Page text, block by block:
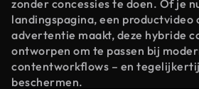
zonder concessies te doen. Of je
landingspagina, een productvideo
advertentie maakt, deze hybride
ontworpen om te passen bij
contentworkflows – en
beschermen.